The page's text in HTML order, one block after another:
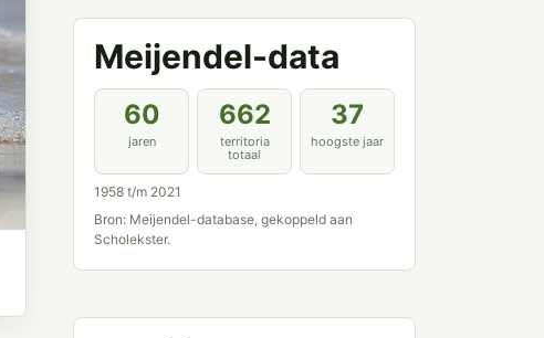
Meijendel-data
60
jaren
662
territoria
totaal
37
hoogste jaar
1958 t/m 2021
Bron: Meijendel-database, gekoppeld aan
Scholekster.